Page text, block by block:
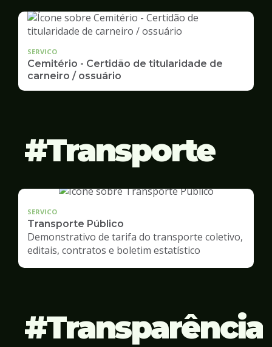
SERVICO
Cemitério - Certidão de titularidade de
carneiro / ossuário
Transporte
SERVICO
Transporte Público
Demonstrativo de tarifa do transporte coletivo,
editais, contratos e boletim estatístico
Transparência